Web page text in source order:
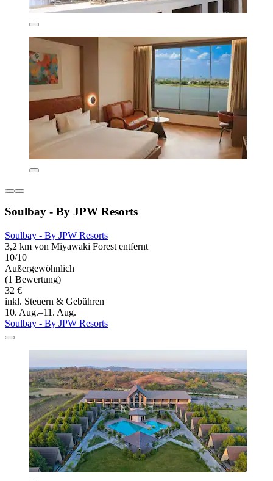
Soulbay - By JPW Resorts
Soulbay - By JPW Resorts
3,2 km von Miyawaki Forest entfernt
10/10
Außergewöhnlich
(1 Bewertung)
32 €
inkl. Steuern & Gebühren
10. Aug.–11. Aug.
Soulbay - By JPW Resorts